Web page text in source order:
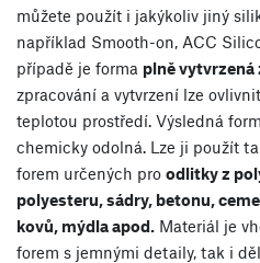
můžete použít i jakýkoliv jiný
například Smooth-on, ACC
případě je forma plně vytvrzená
zpracování a vytvrzení lze
teplotou prostředí. Výsledná
chemicky odolná. Lze ji použít
forem určených pro odlitky z
polyesteru, sádry, betonu,
kovů, mýdla apod. Materiál je
forem s jemnými detaily, tak i